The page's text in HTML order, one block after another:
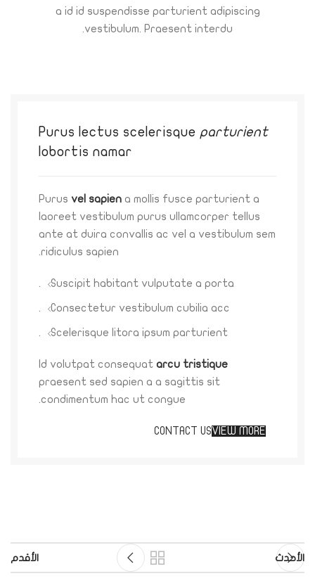
a id id suspendisse parturient adipiscing
vestibulum. Praesent interdu.
Purus lectus scelerisque parturient
lobortis namar
Purus vel sapien a mollis fusce parturient a
laoreet vestibulum purus ullamcorper tellus
ante at duira convallis ac vel a vestibulum sem
ridiculus sapien.
Suscipit habitant vulputate a porta.
Consectetur vestibulum cubilia acc.
Scelerisque litora ipsum parturient.
Id volutpat consequat arcu tristique
praesent sed sapien a a sagittis sit
condimentum hac ut congue.
VIEW MORE
CONTACT US
الأحدث الأقدم